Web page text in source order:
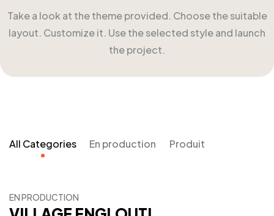
Take a look at the theme provided. Choose the suitable
layout. Customize it. Use the selected style and launch
the project.
All Categories En production Produit
EN PRODUCTION